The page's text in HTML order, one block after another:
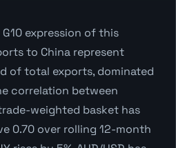
expression of this
to China represent
of total exports, dominated
correlation between
weighted basket has
0.70 over rolling 12-month